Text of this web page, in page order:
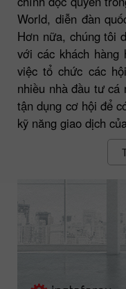
World, diễn đàn
Hơn nữa, chúng tôi
với các khách
việc tổ chức các
nhiều nhà đầu tư
tận dụng cơ hội để
kỹ năng giao dịch